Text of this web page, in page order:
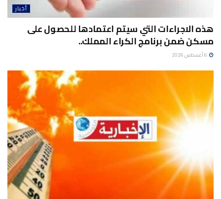
أخبار
هذه الاجراءات التي سيتم اعتمادها للحصول على
مسكن ضمن برنامج الكراء المملك..